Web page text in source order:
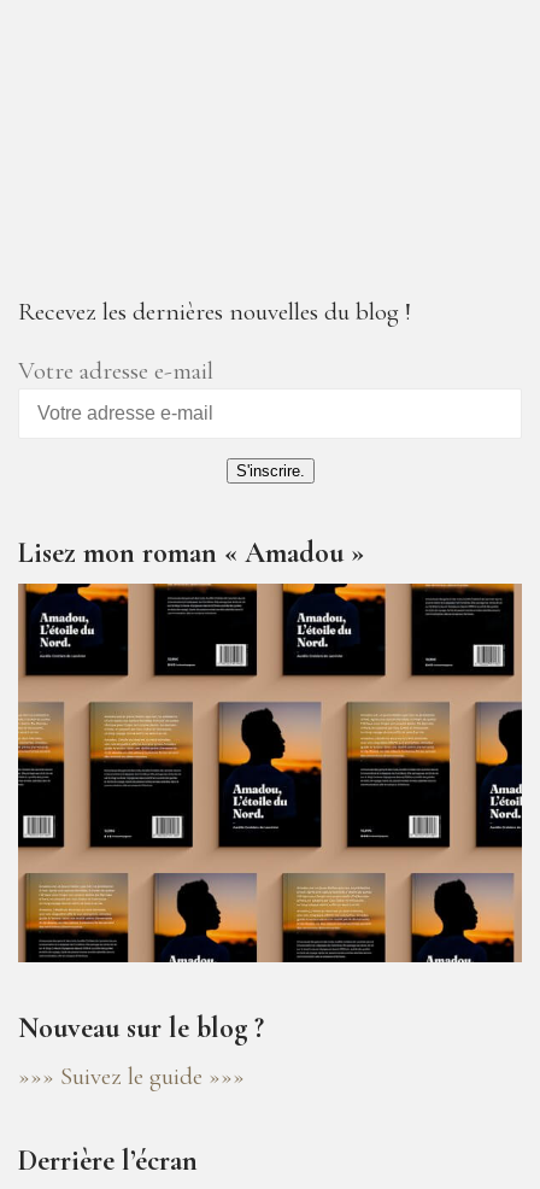
Recevez les dernières nouvelles du blog !
Votre adresse e-mail
S'inscrire.
Lisez mon roman « Amadou »
Nouveau sur le blog ?
»»» Suivez le guide »»»
Derrière l’écran